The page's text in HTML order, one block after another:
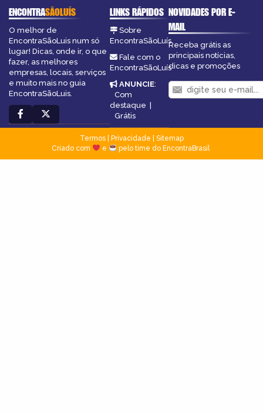
ENCONTRASÃOLUÍS
O melhor de
EncontraSãoLuis num só
lugar! Dicas, onde ir, o que
fazer, as melhores
empresas, locais, serviços
e muito mais no guia
EncontraSãoLuis.
LINKS RÁPIDOS
Sobre
EncontraSãoLuís
Fale com o
EncontraSãoLuís
ANUNCIE:
Com
destaque |
Grátis
NOVIDADES POR E-
MAIL
Receba grátis as
principais notícias,
dicas e promoções
Termos| Privacidade
Sitemap
Criado com
e pelo time do EncontraBrasil